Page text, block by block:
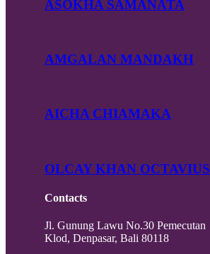
ASOKHA SAMANATA
AMGALAN MANDAKH
AICHA CHIAMAKA
OLCAY KHAN OCTAVIUS
Contacts
Jl. Gunung Lawu No.30 Pemecutan
Klod, Denpasar, Bali 80118